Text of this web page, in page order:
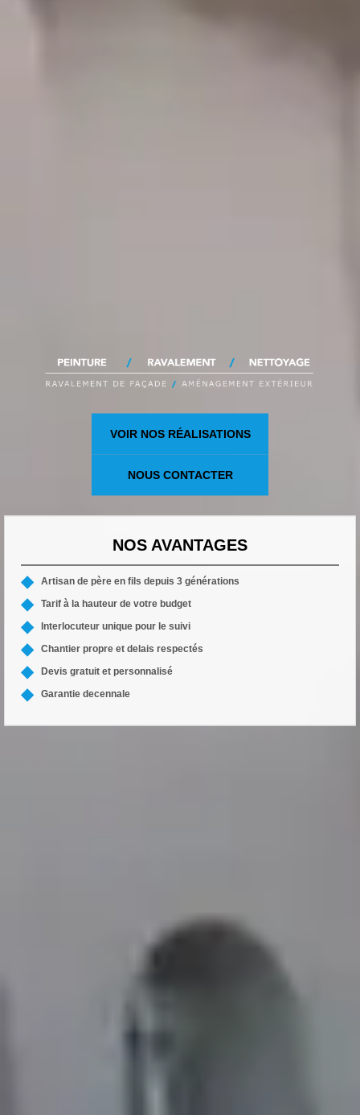
VOIR NOS RÉALISATIONS
NOUS CONTACTER
NOS AVANTAGES
Artisan de père en fils depuis 3 générations
Tarif à la hauteur de votre budget
Interlocuteur unique pour le suivi
Chantier propre et delais respectés
Devis gratuit et personnalisé
Garantie decennale